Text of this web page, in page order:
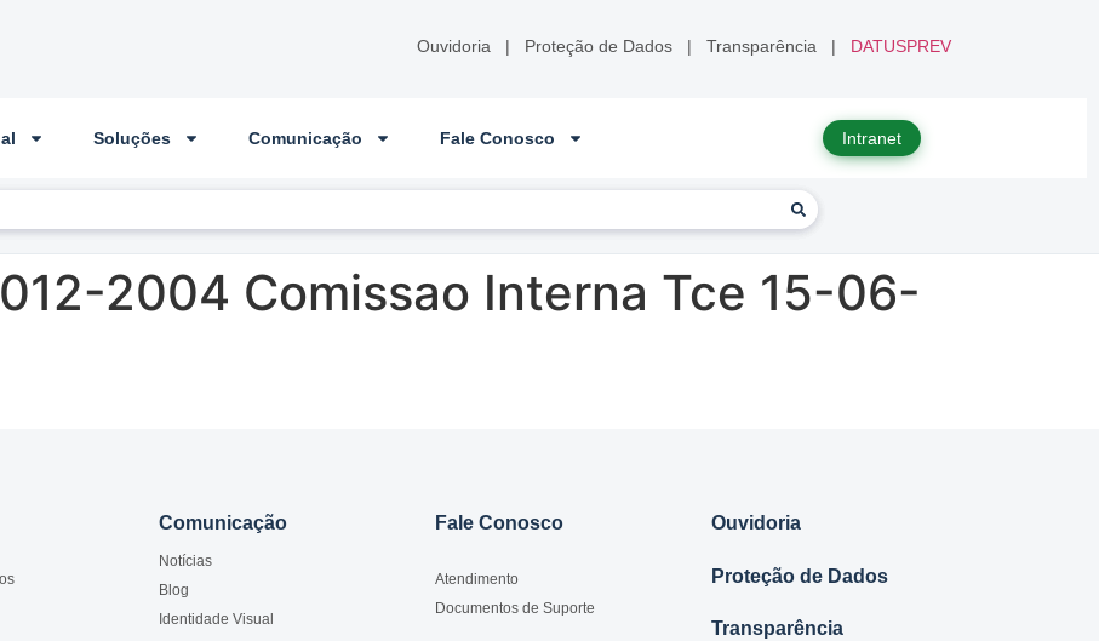
Ouvidoria | Proteção de Dados | Transparência | DATUSPREV
Soluções Comunicação Fale Conosco Intranet
012-2004 Comissao Interna Tce 15-06-
Comunicação
Notícias
Blog
Identidade Visual
Fale Conosco
Atendimento
Documentos de Suporte
Ouvidoria
Proteção de Dados
Transparência